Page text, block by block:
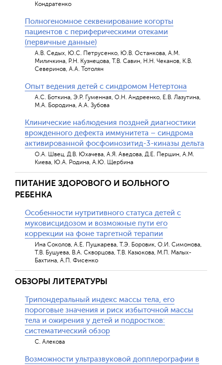
Кондратенко
Полногеномное секвенирование когорты
пациентов с периферическими отеками
(первичные данные)
А.В. Седых, Ю.С. Петрусенко, Ю.В. Останкова, А.М.
Миличкина, Р.Н. Кузнецова, Т.В. Савин, Н.Н. Чеканов, К.В.
Северинов, А.А. Тотолян
Опыт ведения детей с синдромом Нетертона
А.С. Боткина, Э.Р. Гуменная, О.Н. Андреенко, Е.В. Лазутина,
М.А. Бородина, А.А. Зубова
Клинические наблюдения поздней диагностики
врожденного дефекта иммунитета – синдрома
активированной фосфоинозитид-3-киназы дельта
О.А. Швец, Д.В. Юхачева, А.Я. Аведова, Д.Е. Першин, А.М.
Киева, Ю.А. Родина, А.Ю. Щербина
ПИТАНИЕ ЗДОРОВОГО И БОЛЬНОГО
РЕБЕНКА
Особенности нутритивного статуса детей с
муковисцидозом и возможные пути его
коррекции на фоне таргетной терапии
Ина Соколов, А.Е. Пушкарева, Т.Э. Боровик, О.И. Симонова,
Т.В. Бушуева, В.А. Скворцова, Т.В. Казюкова, М.П. Малых-
Бахтина, А.П. Фисенко
ОБЗОРЫ ЛИТЕРАТУРЫ
Трипондеральный индекс массы тела, его
пороговые значения и риск избыточной массы
тела и ожирения у детей и подростков:
систематический обзор
С. Алекова
Возможности ультразвуковой допплерографии в